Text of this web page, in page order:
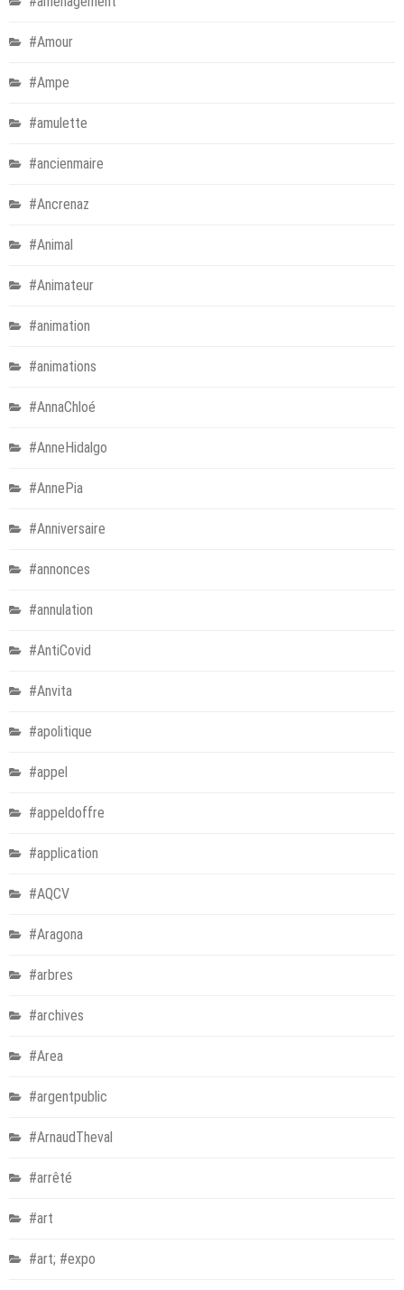
#Amour
#Ampe
#amulette
#ancienmaire
#Ancrenaz
#Animal
#Animateur
#animation
#animations
#AnnaChloé
#AnneHidalgo
#AnnePia
#Anniversaire
#annonces
#annulation
#AntiCovid
#Anvita
#apolitique
#appel
#appeldoffre
#application
#AQCV
#Aragona
#arbres
#archives
#Area
#argentpublic
#ArnaudTheval
#arrêté
#art
#art; #expo